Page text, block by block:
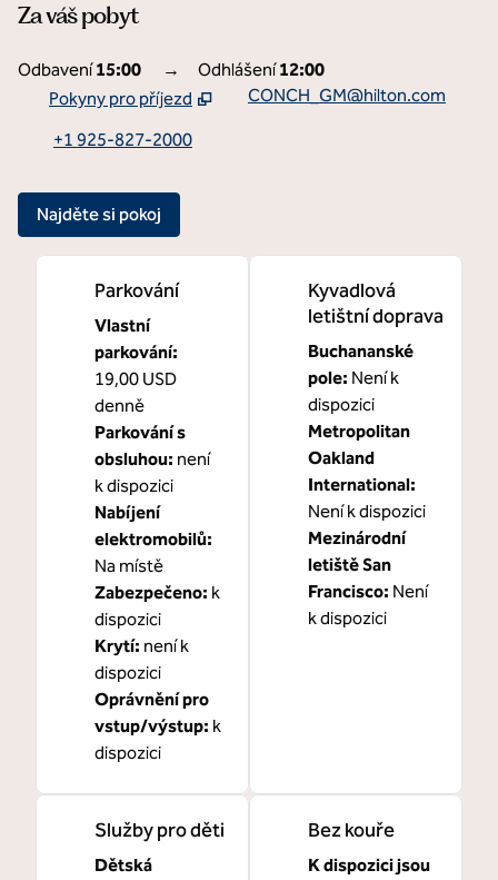
Za váš pobyt
Odbavení 15:00 → Odhlášení 12:00
Pokyny pro příjezd
Otevře se nová karta
CONCH_GM@hilton.com
+1 925-827-2000
Najděte si pokoj
Parkování
Vlastní
parkování:
19,00 USD
denně
Parkování s
obsluhou: není
k dispozici
Nabíjení
elektromobilů:
Na místě
Zabezpečeno: k
dispozici
Krytí: není k
dispozici
Oprávnění pro
vstup/výstup: k
dispozici
Kyvadlová
letištní doprava
Buchananské
pole: Není k
dispozici
Metropolitan
Oakland
International:
Není k dispozici
Mezinárodní
letiště San
Francisco: Není
k dispozici
Služby pro děti
Dětská
Bez kouře
K dispozici jsou